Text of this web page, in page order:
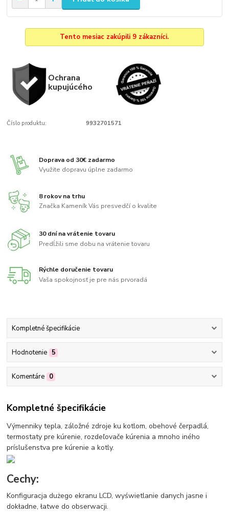
Tento mesiac zakúpili 9 zákazníci.
Ochrana
kupujúcého
Číslo produktu: 9932701571
Doprava od 30€ zadarmo
Využite dopravu úplne zadarmo
8 rokov na trhu
Značka Kameník Vás presvedčí o kvalite
30 dní na vrátenie tovaru
Predĺžili sme dobu na vrátenie tovaru
Rýchle doručenie tovaru
Vaša spokojnosť je pre nás prvoradá
Kompletné špecifikácie
Hodnotenie 5
Komentáre 0
Kompletné špecifikácie
Výmenniky tepla, záložné zdroje ku kotlom, obehové čerpadlá,
termostaty pre kúrenie, rozdeľovače kúrenia a mnoho iného
príslušenstva pre kúrenie a kotly.
Cechy:
Konfiguracja dużego ekranu LCD, wyświetlanie danych jasne i
dokładne, łatwe do obserwacji.